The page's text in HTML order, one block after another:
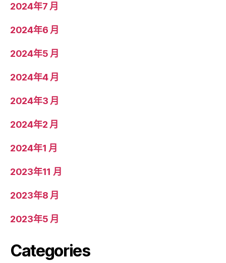
2024年7 月
2024年6 月
2024年5 月
2024年4 月
2024年3 月
2024年2 月
2024年1 月
2023年11 月
2023年8 月
2023年5 月
Categories